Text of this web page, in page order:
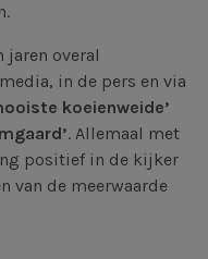
jaren overal
in de pers en via
koeienweide’
. Allemaal met
positief in de kijker
van de meerwaarde